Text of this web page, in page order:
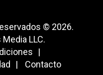
© 2026.
LLC.
Contacto